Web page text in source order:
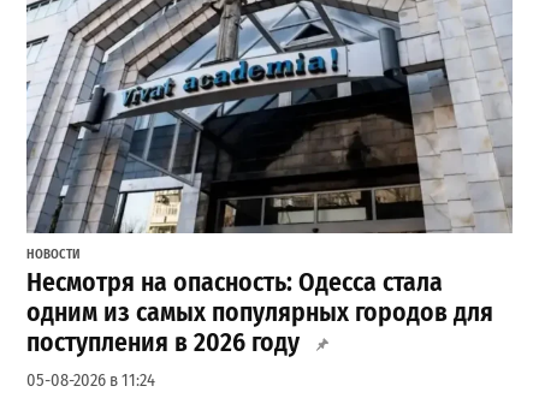
НОВОСТИ
Несмотря на опасность: Одесса стала
одним из самых популярных городов для
поступления в 2026 году
05-08-2026 в 11:24